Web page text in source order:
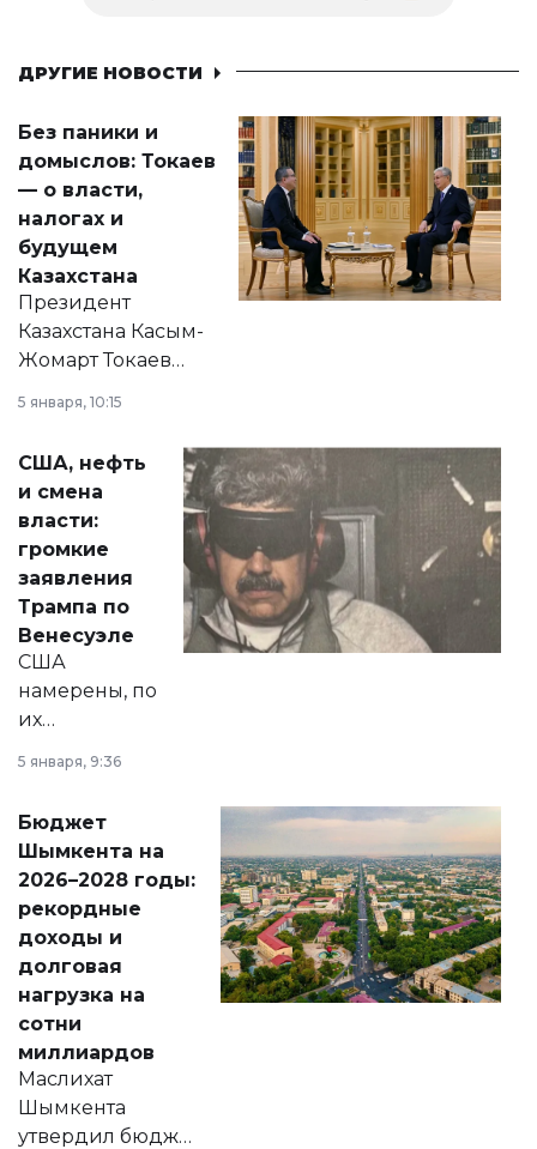
ДРУГИЕ НОВОСТИ
Без паники и
домыслов: Токаев
— о власти,
налогах и
будущем
Казахстана
Президент
Казахстана Касым-
Жомарт Токаев
сразу несколько
актуальных тем —
от слухов о
политических
реформах до
вопросов армии,
экономики и
личного здоровья.
5 января, 10:15
США, нефть
и смена
власти:
громкие
заявления
Трампа по
Венесуэле
США
намерены, по
их
принести
народу
Венесуэлы.
5 января, 9:36
Бюджет
Шымкента на
2026–2028 годы:
рекордные
доходы и
долговая
нагрузка на
сотни
миллиардов
Маслихат
Шымкента
утвердил бюджет